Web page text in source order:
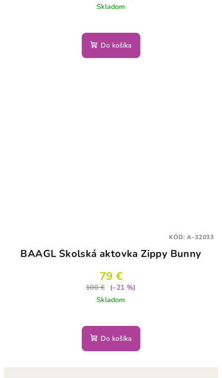
Skladom
Do košíka
BAAGL Školská aktovka Zippy Bunny
79 €
100 €
(–21 %)
Skladom
Do košíka
KÓD:A-32033